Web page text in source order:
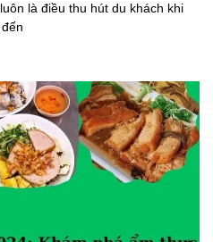
là điều thu hút du khách khi
đến